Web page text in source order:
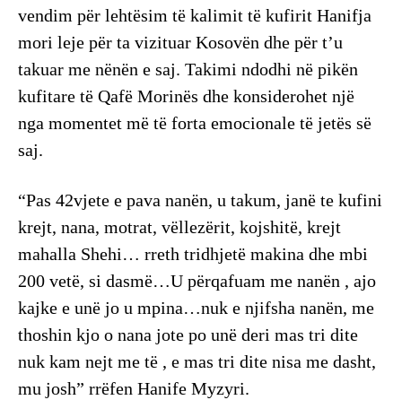
vendim për lehtësim të kalimit të kufirit Hanifja
mori leje për ta vizituar Kosovën dhe për t’u
takuar me nënën e saj. Takimi ndodhi në pikën
kufitare të Qafë Morinës dhe konsiderohet një
nga momentet më të forta emocionale të jetës së
saj.
“Pas 42vjete e pava nanën, u takum, janë te kufini
krejt, nana, motrat, vëllezërit, kojshitë, krejt
mahalla Shehi… rreth tridhjetë makina dhe mbi
200 vetë, si dasmë…U përqafuam me nanën , ajo
kajke e unë jo u mpina…nuk e njifsha nanën, me
thoshin kjo o nana jote po unë deri mas tri dite
nuk kam nejt me të , e mas tri dite nisa me dasht,
mu josh” rrëfen Hanife Myzyri.